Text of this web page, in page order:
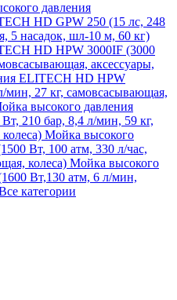
давления
HD GPW 250 (15 лс, 248
5 насадок, шл-10 м, 60 кг)
HD HPW 3000IF (3000
аксессуары,
ELITECH HD HPW
мин, 27 кг, самовсасывающая,
высокого давления
210 бар, 8,4 л/мин, 59 кг,
Мойка высокого
Вт, 100 атм, 330 л/час,
колеса) Мойка высокого
Вт,130 атм, 6 л/мин,
категории